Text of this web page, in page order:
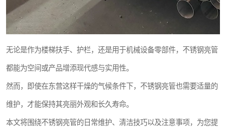
无论是作为楼梯扶手、护栏，还是用于机械设备零部件，不锈钢亮管
都能为空间或产品增添现代感与实用性。
然而，即使在东营这样干燥的气候条件下，不锈钢亮管也需要适量的
维护，才能保持其亮丽外观和长久寿命。
本文将围绕不锈钢亮管的日常维护、清洁技巧以及注意事项，为您提